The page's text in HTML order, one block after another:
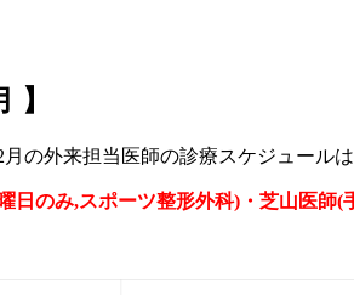
】
月の外来担当医師の診療スケジュール
のみ,スポーツ整形外科)・芝山医師